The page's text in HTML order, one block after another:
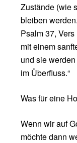
Zustände (wie
bleiben
Psalm 37,
mit einem
und sie
im Überfluss.“
Was für eine
Wenn wir auf
möchte dann